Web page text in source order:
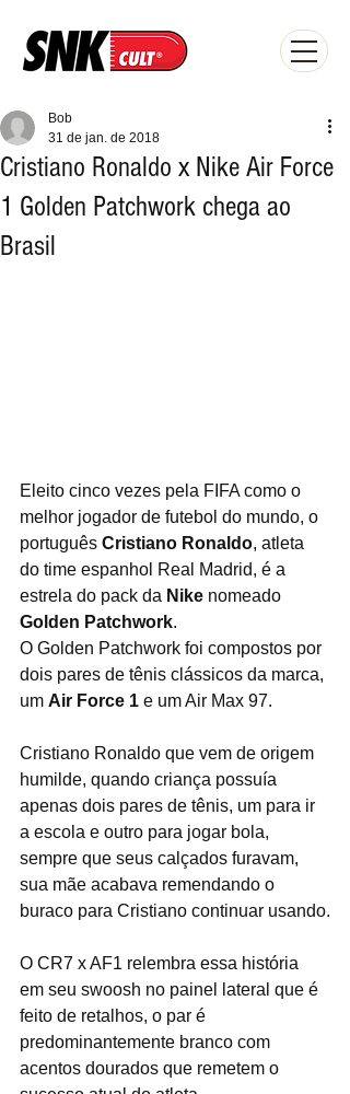
Cristiano Ronaldo x Nike Air Force
1 Golden Patchwork chega ao
Brasil
Bob
31 de jan. de 2018
Eleito cinco vezes pela FIFA como o
melhor jogador de futebol do mundo, o
português Cristiano Ronaldo, atleta
do time espanhol Real Madrid, é a
estrela do pack da Nike nomeado
Golden Patchwork.
O Golden Patchwork foi compostos por
dois pares de tênis clássicos da marca,
um Air Force 1 e um Air Max 97.
Cristiano Ronaldo que vem de origem
humilde, quando criança possuía
apenas dois pares de tênis, um para ir
a escola e outro para jogar bola,
sempre que seus calçados furavam,
sua mãe acabava remendando o
buraco para Cristiano continuar usando.
O CR7 x AF1 relembra essa história
em seu swoosh no painel lateral que é
feito de retalhos, o par é
predominantemente branco com
acentos dourados que remetem o